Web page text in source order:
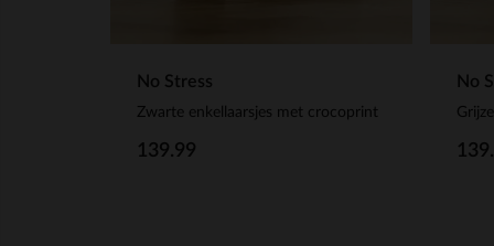
No Stress
Zwarte enkellaarsjes met crocoprint
139.99
No